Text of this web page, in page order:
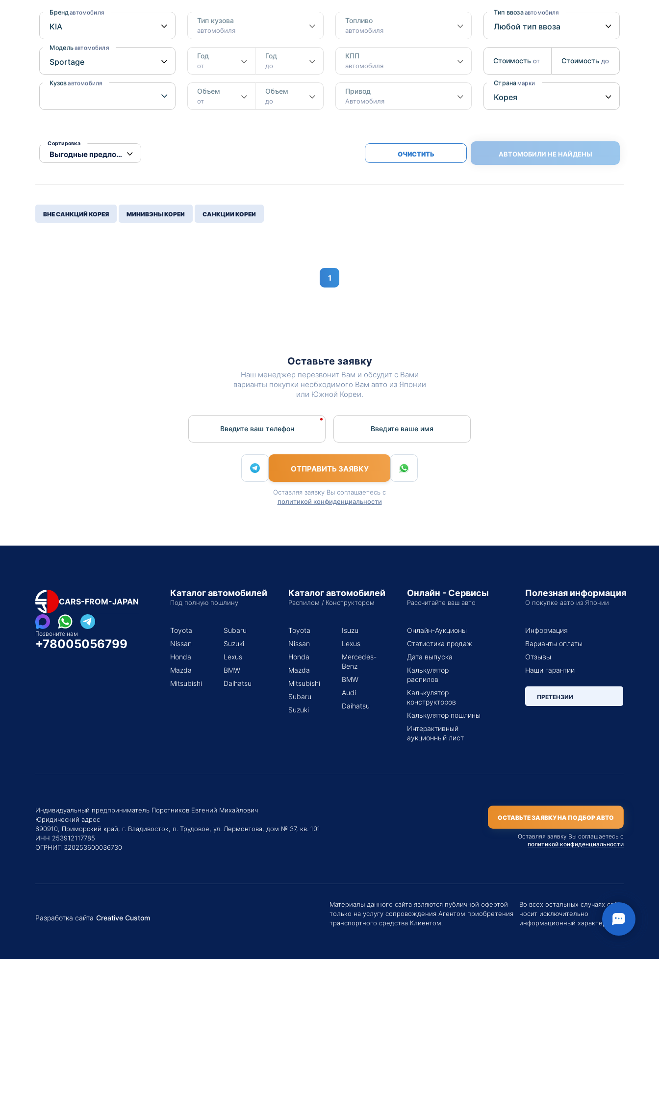
Suzuki
Mitsubishi
Subaru
Mazda
Mitsubishi
Subaru
Suzuki
Audi
Mitsubishi
Isuzu
Hino
Бренд автомобиля
Модельавтомобиля
Кузовавтомобиля
Тип кузова
автомобиля
Год
от
Год
до
Объем
от
Объем
до
Топливо
автомобиля
КПП
автомобиля
Привод
Автомобиля
Тип ввозаавтомобиля
Стоимость от Стоимость до
Страна марки
Сортировка
ОЧИСТИТЬ АВТОМОБИЛИ НЕ НАЙДЕНЫ
ВНЕ САНКЦИЙ КОРЕЯ МИНИВЭНЫ КОРЕИ САНКЦИИ КОРЕИ
1
Оставьте заявку
Наш менеджер перезвонит Вам и обсудит с Вами
варианты покупки необходимого Вам авто из Японии
или Южной Кореи.
Введите ваш телефон Введите вашe имя
ОТПРАВИТЬ ЗАЯВКУ
Оставляя заявку Вы соглашаетесь с
политикой конфиденциальности
CARS-FROM-JAPAN
Позвоните нам
+78005056799
Каталог автомобилей
Под полную пошлину
Toyota
Nissan
Honda
Mazda
Mitsubishi
Subaru
Suzuki
Lexus
BMW
Daihatsu
Каталог автомобилей
Распилом / Конструктором
Toyota
Nissan
Honda
Mazda
Mitsubishi
Subaru
Suzuki
Isuzu
Lexus
Mercedes-
Benz
BMW
Audi
Daihatsu
Онлайн - Сервисы
Рассчитайте ваш авто
Онлайн-Аукционы
Статистика продаж
Дата выпуска
Калькулятор
распилов
Калькулятор
конструкторов
Калькулятор пошлины
Интерактивный
аукционный лист
Полезная информация
О покупке авто из Японии
Информация
Варианты оплаты
Отзывы
Наши гарантии
ПРЕТЕНЗИИ
Индивидуальный предприниматель Поротников Евгений Михайлович
Юридический адрес
690910, Приморский край, г. Владивосток, п. Трудовое, ул. Лермонтова, дом № 37, кв. 101
ИНН 253912117785
ОГРНИП 320253600036730
ОСТАВЬТЕ ЗАЯВКУ НА ПОДБОР АВТО
Оставляя заявку Вы соглашаетесь с
политикой конфиденциальности
Материалы данного сайта являются публичной офертой
только на услугу сопровождения Агентом приобретения
транспортного средства Клиентом.
Во всех остальных случаях сайт
носит исключительно
информационный характер.
Разработка сайта Creative Custom
Здравствуйте! Если у вас есть вопросы (Цена,
Сроки поставки, условия договора и пр.) можете
задать их мне в чат!